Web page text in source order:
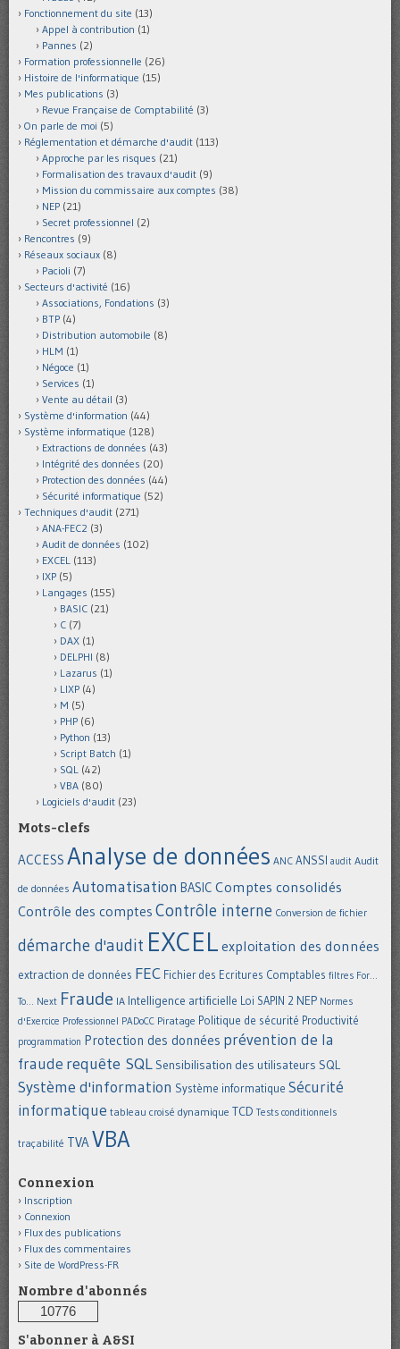
Fonctionnement du site (13)
Appel à contribution (1)
Pannes (2)
Formation professionnelle (26)
Histoire de l'informatique (15)
Mes publications (3)
Revue Française de Comptabilité (3)
On parle de moi (5)
Réglementation et démarche d'audit (113)
Approche par les risques (21)
Formalisation des travaux d'audit (9)
Mission du commissaire aux comptes (38)
NEP (21)
Secret professionnel (2)
Rencontres (9)
Réseaux sociaux (8)
Pacioli (7)
Secteurs d'activité (16)
Associations, Fondations (3)
BTP (4)
Distribution automobile (8)
HLM (1)
Négoce (1)
Services (1)
Vente au détail (3)
Système d'information (44)
Système informatique (128)
Extractions de données (43)
Intégrité des données (20)
Protection des données (44)
Sécurité informatique (52)
Techniques d'audit (271)
ANA-FEC2 (3)
Audit de données (102)
EXCEL (113)
IXP (5)
Langages (155)
BASIC (21)
C (7)
DAX (1)
DELPHI (8)
Lazarus (1)
LIXP (4)
M (5)
PHP (6)
Python (13)
Script Batch (1)
SQL (42)
VBA (80)
Logiciels d'audit (23)
Mots-clefs
ACCESS Analyse de données ANC ANSSI audit Audit
de données Automatisation BASIC Comptes consolidés
Contrôle des comptes Contrôle interne Conversion de fichier
démarche d'audit EXCEL exploitation des données
extraction de données FEC Fichier des Ecritures Comptables filtres For...
To... Next Fraude IA Intelligence artificielle Loi SAPIN 2 NEP Normes
d'Exercice Professionnel PADoCC Piratage Politique de sécurité Productivité
programmation Protection des données prévention de la
fraude requête SQL Sensibilisation des utilisateurs SQL
Système d'information Système informatique Sécurité
informatique tableau croisé dynamique TCD Tests conditionnels
traçabilité TVAVBA
Connexion
Inscription
Connexion
Flux des publications
Flux des commentaires
Site de WordPress-FR
Nombre d'abonnés
10776
S'abonner à A&SI